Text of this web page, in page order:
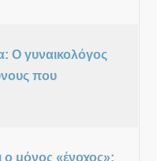
Ο γυναικολόγος
που
ο μόνος «ένοχος»: